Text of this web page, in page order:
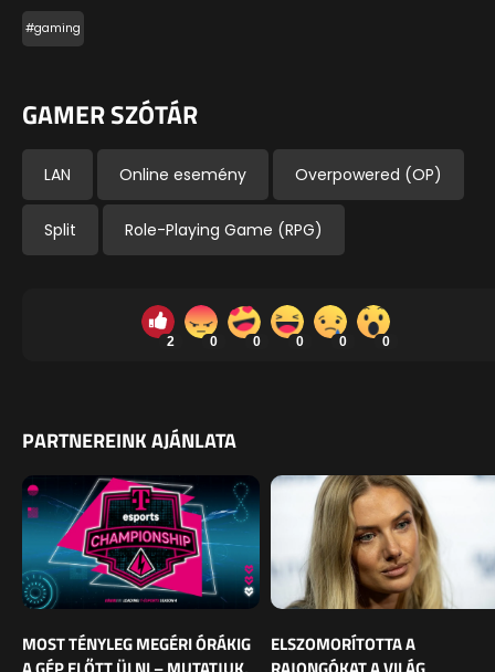
#gaming
GAMER SZÓTÁR
LAN Online esemény Overpowered (OP)
Split Role-Playing Game (RPG)
2 0 0 0 0 0
PARTNEREINK AJÁNLATA
MOST TÉNYLEG MEGÉRI ÓRÁKIG
ELSZOMORÍTOTTA A